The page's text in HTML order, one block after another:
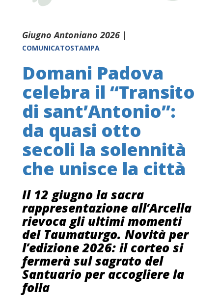
Giugno Antoniano 2026 |
COMUNICATOSTAMPA
Domani Padova
celebra il “Transito
di sant’Antonio”:
da quasi otto
secoli la solennità
che unisce la città
Il 12 giugno la sacra
rappresentazione all’Arcella
rievoca gli ultimi momenti
del Taumaturgo. Novità per
l’edizione 2026: il corteo si
fermerà sul sagrato del
Santuario per accogliere la
folla